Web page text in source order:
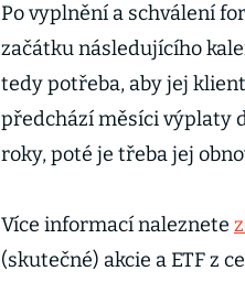
Po vyplnění a schválení
začátku následujícího
tedy potřeba, aby jej
předchází měsíci výplaty
roky, poté je třeba jej
Více informací naleznete
(skutečné) akcie a ETF z